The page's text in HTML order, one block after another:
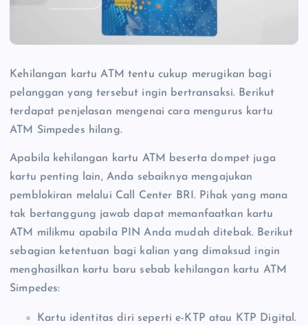
Kehilangan kartu ATM tentu cukup merugikan bagi
pelanggan yang tersebut ingin bertransaksi. Berikut
terdapat penjelasan mengenai cara mengurus kartu
ATM Simpedes hilang.
Apabila kehilangan kartu ATM beserta dompet juga
kartu penting lain, Anda sebaiknya mengajukan
pemblokiran melalui Call Center BRI. Pihak yang mana
tak bertanggung jawab dapat memanfaatkan kartu
ATM milikmu apabila PIN Anda mudah ditebak. Berikut
sebagian ketentuan bagi kalian yang dimaksud ingin
menghasilkan kartu baru sebab kehilangan kartu ATM
Simpedes:
Kartu identitas diri seperti e-KTP atau KTP Digital.